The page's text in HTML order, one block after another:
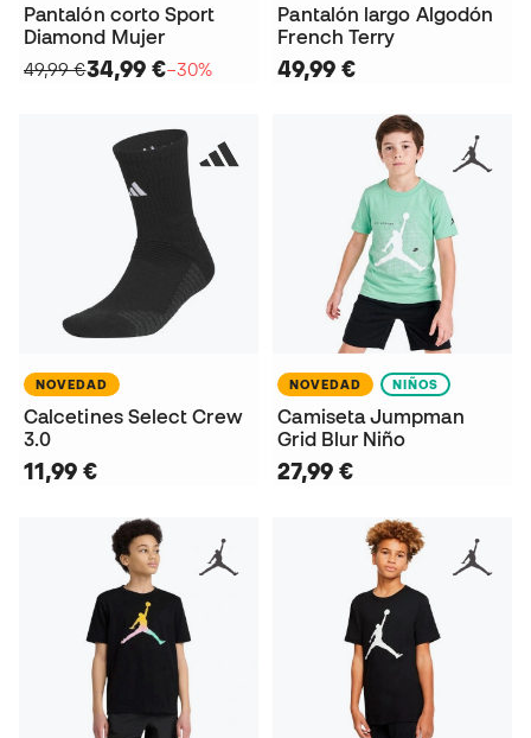
Pantalón corto Sport
Diamond Mujer
49,99 €34,99 €−30%
Pantalón largo Algodón
French Terry
49,99 €
NOVEDAD
Calcetines Select Crew
3.0
11,99 €
NOVEDAD NIÑOS
Camiseta Jumpman
Grid Blur Niño
27,99 €